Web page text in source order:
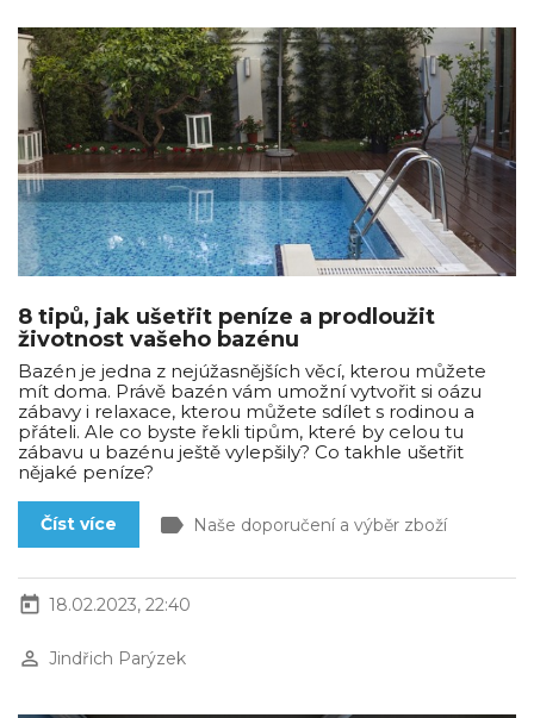
8 tipů, jak ušetřit peníze a prodloužit
životnost vašeho bazénu
Bazén je jedna z nejúžasnějších věcí, kterou můžete
mít doma. Právě bazén vám umožní vytvořit si oázu
zábavy i relaxace, kterou můžete sdílet s rodinou a
přáteli. Ale co byste řekli tipům, které by celou tu
zábavu u bazénu ještě vylepšily? Co takhle ušetřit
nějaké peníze?
Číst více label Naše doporučení a výběr zboží
today 18.02.2023, 22:40
perm_identity Jindřich Parýzek